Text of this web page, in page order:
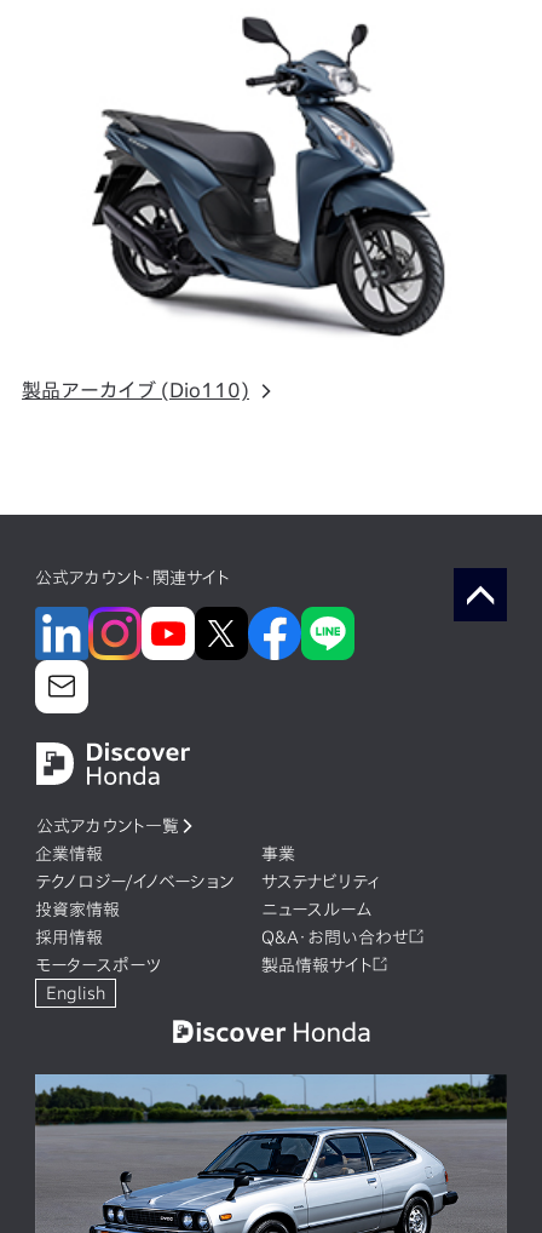
製品アーカイブ (Dio110)
公式アカウント・関連サイト
公式アカウント一覧
企業情報
事業
テクノロジー/イノベーション
サステナビリティ
投資家情報
ニュースルーム
採用情報
Q&A・お問い合わせ
モータースポーツ
製品情報サイト
English